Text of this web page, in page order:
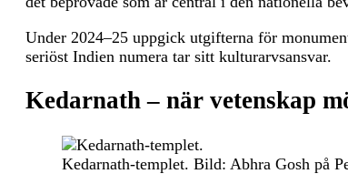
Under 2024–25 uppgick utgifterna för
seriöst Indien numera tar sitt kulturarvsansvar.
Kedarnath – när vetenskap
Kedarnath-templet. Bild: Abhra Gosh på